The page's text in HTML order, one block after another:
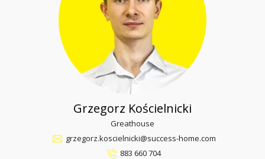
Grzegorz Kościelnicki
Greathouse
grzegorz.koscielnicki@success-home.com
883 660 704